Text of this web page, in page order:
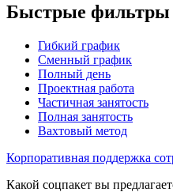
Быстрые фильтры
Гибкий график
Сменный график
Полный день
Проектная работа
Частичная занятость
Полная занятость
Вахтовый метод
Корпоративная поддержка
Какой соцпакет вы